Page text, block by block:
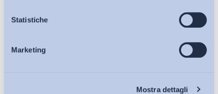
Statistiche
Marketing
Mostra dettagli
Osservatori
Eventi
Ho letto e Accetto il trattamento dei dati personali descritti